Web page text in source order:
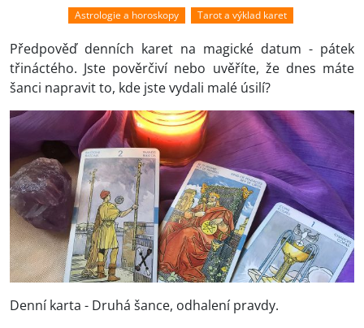
Astrologie a horoskopy Tarot a výklad karet
Předpověď denních karet na magické datum - pátek
třináctého. Jste pověrčiví nebo uvěříte, že dnes máte
šanci napravit to, kde jste vydali malé úsilí?
Denní karta - Druhá šance, odhalení pravdy.